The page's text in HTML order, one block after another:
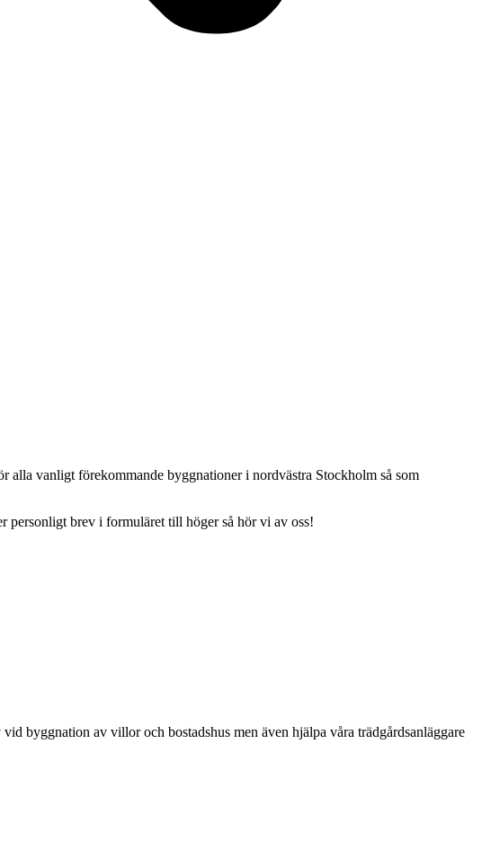
alla vanligt förekommande byggnationer i nordvästra Stockholm så som
personligt brev i formuläret till höger så hör vi av oss!
byggnation av villor och bostadshus men även hjälpa våra trädgårdsanläggare